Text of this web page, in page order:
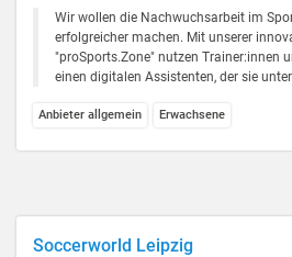
Wir wollen die Nachwuchsarbeit im
erfolgreicher machen. Mit unserer
"proSports.Zone" nutzen Trainer:innen
einen digitalen Assistenten, der sie
Anbieter allgemein Erwachsene
Soccerworld Leipzig